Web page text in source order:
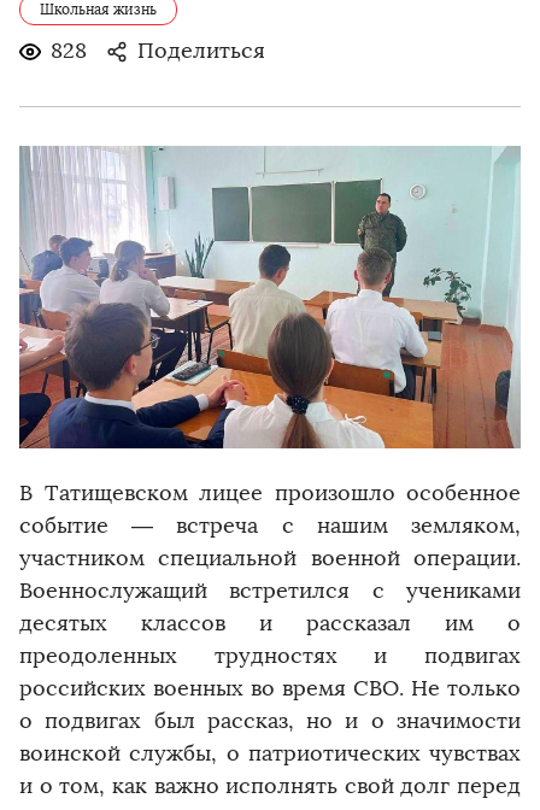
Школьная жизнь
828 Поделиться
В Татищевском лицее произошло особенное
событие — встреча с нашим земляком,
участником специальной военной операции.
Военнослужащий встретился с учениками
десятых классов и рассказал им о
преодоленных трудностях и подвигах
российских военных во время СВО. Не только
о подвигах был рассказ, но и о значимости
воинской службы, о патриотических чувствах
и о том, как важно исполнять свой долг перед